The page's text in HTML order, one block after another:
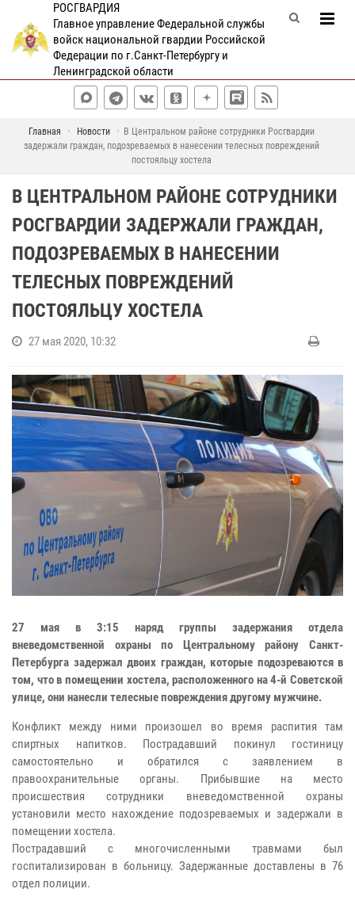
РОСГВАРДИЯ
Главное управление Федеральной службы
войск национальной гвардии Российской
Федерации по г.Санкт-Петербургу и
Ленинградской области
Главная Новости
В Центральном районе сотрудники Росгвардии
задержали граждан, подозреваемых в нанесении телесных повреждений
постояльцу хостела
В ЦЕНТРАЛЬНОМ РАЙОНЕ СОТРУДНИКИ
РОСГВАРДИИ ЗАДЕРЖАЛИ ГРАЖДАН,
ПОДОЗРЕВАЕМЫХ В НАНЕСЕНИИ
ТЕЛЕСНЫХ ПОВРЕЖДЕНИЙ
ПОСТОЯЛЬЦУ ХОСТЕЛА
27 мая 2020, 10:32
27 мая в 3:15 наряд группы задержания отдела
вневедомственной охраны по Центральному району Санкт-
Петербурга задержал двоих граждан, которые подозреваются в
том, что в помещении хостела, расположенного на 4-й Советской
улице, они нанесли телесные повреждения другому мужчине.
Конфликт между ними произошел во время распития там
спиртных напитков. Пострадавший покинул гостиницу
самостоятельно и обратился с заявлением в
правоохранительные органы. Прибывшие на место
происшествия сотрудники вневедомственной охраны
установили место нахождение подозреваемых и задержали в
помещении хостела.
Пострадавший с многочисленными травмами был
госпитализирован в больницу. Задержанные доставлены в 76
отдел полиции.